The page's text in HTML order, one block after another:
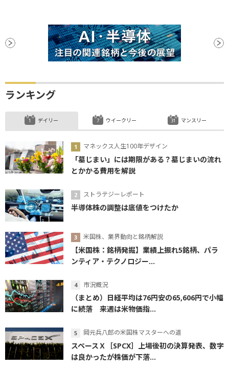
ランキング
デイリー
マネックス人生100年デザイン
「墓じまい」には期限がある？墓じまいの流れ
とかかる費用を解説
ストラテジーレポート
半導体株の調整は底値をつけたか
米国株、業界動向と銘柄解説
【米国株：銘柄発掘】業績上振れ5銘柄、パラ
ンティア・テクノロジー...
市況概況
（まとめ）日経平均は76円安の65,606円で小幅
に続落 来週は米物価指...
岡元兵八郎の米国株マスターへの道
スペースＸ［SPCX］上場後初の決算発表、数字
は良かったが株価が下落...
ウイークリー マンスリー